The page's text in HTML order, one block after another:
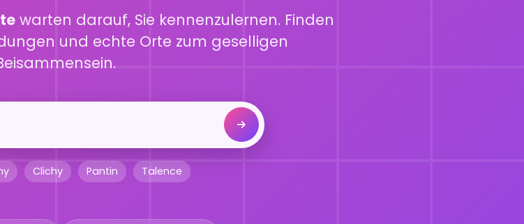
warten darauf, Sie kennenzulernen. Finden
und echte Orte zum geselligen
Clichy Pantin Talence